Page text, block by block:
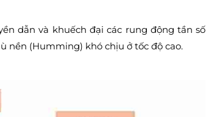
dẫn và khuếch đại các rung động tần số
nền (Humming) khó chịu ở tốc độ cao.